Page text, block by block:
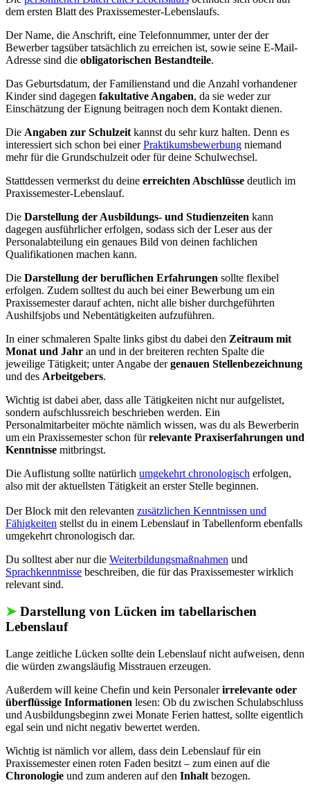
dem ersten Blatt des Praxissemester-Lebenslaufs.
Der Name, die Anschrift, eine Telefonnummer, unter der der
Bewerber tagsüber tatsächlich zu erreichen ist, sowie seine E-Mail-
Adresse sind die obligatorischen Bestandteile.
Das Geburtsdatum, der Familienstand und die Anzahl vorhandener
Kinder sind dagegen fakultative Angaben, da sie weder zur
Einschätzung der Eignung beitragen noch dem Kontakt dienen.
Die Angaben zur Schulzeit kannst du sehr kurz halten. Denn es
interessiert sich schon bei einerPraktikumsbewerbung niemand
mehr für die Grundschulzeit oder für deine Schulwechsel.
Stattdessen vermerkst du deine erreichten Abschlüsse deutlich im
Praxissemester-Lebenslauf.
Die Darstellung der Ausbildungs- und Studienzeiten kann
dagegen ausführlicher erfolgen, sodass sich der Leser aus der
Personalabteilung ein genaues Bild von deinen fachlichen
Qualifikationen machen kann.
Die Darstellung der beruflichen Erfahrungen sollte flexibel
erfolgen. Zudem solltest du auch bei einer Bewerbung um ein
Praxissemester darauf achten, nicht alle bisher durchgeführten
Aushilfsjobs und Nebentätigkeiten aufzuführen.
In einer schmaleren Spalte links gibst du dabei den Zeitraum mit
Monat und Jahr an und in der breiteren rechten Spalte die
jeweilige Tätigkeit; unter Angabe dergenauen Stellenbezeichnung
und des Arbeitgebers.
Wichtig ist dabei aber, dass alle Tätigkeiten nicht nur aufgelistet,
sondern aufschlussreich beschrieben werden. Ein
Personalmitarbeiter möchte nämlich wissen, was du als Bewerberin
um ein Praxissemester schon fürrelevante Praxiserfahrungen und
Kenntnisse mitbringst.
Die Auflistung sollte natürlich umgekehrt chronologisch erfolgen,
also mit der aktuellsten Tätigkeit an erster Stelle beginnen.
Der Block mit den relevanten zusätzlichen Kenntnissen und
Fähigkeiten stellst du in einem Lebenslauf in Tabellenform ebenfalls
umgekehrt chronologisch dar.
Du solltest aber nur die Weiterbildungsmaßnahmen und
Sprachkenntnisse beschreiben, die für das Praxissemester wirklich
relevant sind.
➤ Darstellung von Lücken im tabellarischen
Lebenslauf
Lange zeitliche Lücken sollte dein Lebenslauf nicht aufweisen, denn
die würden zwangsläufig Misstrauen erzeugen.
Außerdem will keine Chefin und kein Personalerirrelevante oder
überflüssige Informationen lesen: Ob du zwischen Schulabschluss
und Ausbildungsbeginn zwei Monate Ferien hattest, sollte eigentlich
egal sein und nicht negativ bewertet werden.
Wichtig ist nämlich vor allem, dass dein Lebenslauf für ein
Praxissemester einen roten Faden besitzt – zum einen auf die
Chronologie und zum anderen auf den Inhalt bezogen.